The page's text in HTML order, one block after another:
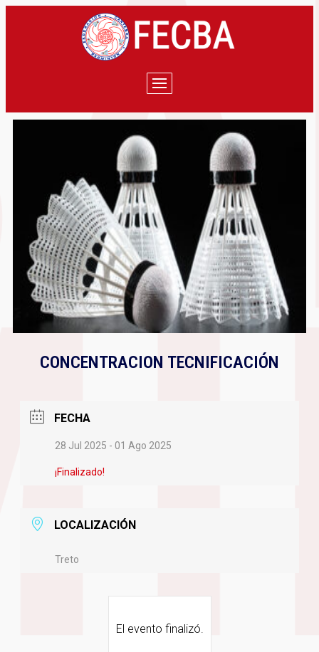
CONCENTRACION TECNIFICACIÓN
FECHA
28 Jul 2025 - 01 Ago 2025
¡Finalizado!
LOCALIZACIÓN
Treto
El evento finalizó.